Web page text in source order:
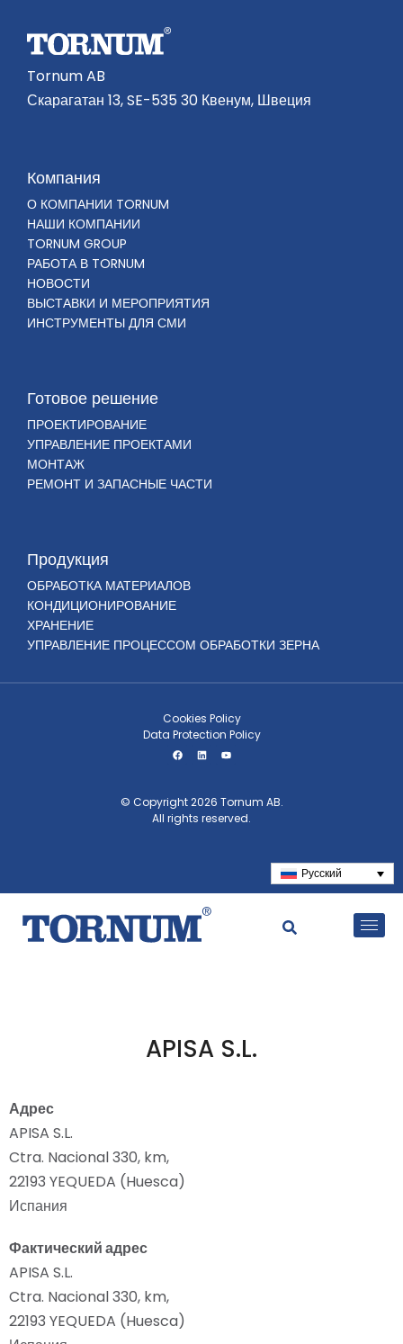
Русский
APISA S.L.
Адрес
APISA S.L.
Ctra. Nacional 330, km,
22193 YEQUEDA (Huesca)
Испания
Фактический адрес
APISA S.L.
Ctra. Nacional 330, km,
22193 YEQUEDA (Huesca)
Tornum AB
Скарагатан 13, SE-535 30 Квенум, Швеция
Компания
О КОМПАНИИ TORNUM
НАШИ КОМПАНИИ
TORNUM GROUP
РАБОТА В TORNUM
НОВОСТИ
ВЫСТАВКИ И МЕРОПРИЯТИЯ
ИНСТРУМЕНТЫ ДЛЯ СМИ
Готовое решение
ПРОЕКТИРОВАНИЕ
УПРАВЛЕНИЕ ПРОЕКТАМИ
МОНТАЖ
РЕМОНТ И ЗАПАСНЫЕ ЧАСТИ
Продукция
ОБРАБОТКА МАТЕРИАЛОВ
КОНДИЦИОНИРОВАНИЕ
ХРАНЕНИЕ
УПРАВЛЕНИЕ ПРОЦЕССОМ ОБРАБОТКИ ЗЕРНА
© Copyright 2026 Tornum AB.
All rights reserved.
Cookies Policy
Data Protection Policy